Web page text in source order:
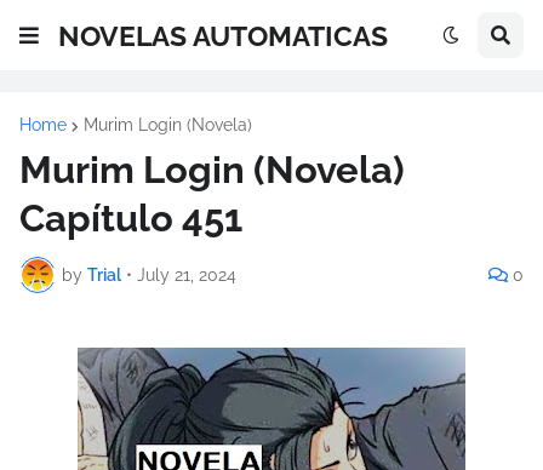
NOVELAS AUTOMATICAS
Home Murim Login (Novela)
Murim Login (Novela)
Capítulo 451
by Trial • July 21, 2024 0